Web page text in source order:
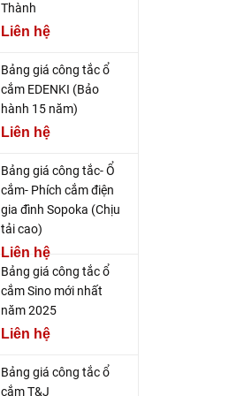
Thành
Liên hệ
Bảng giá công tắc ổ
cắm EDENKI (Bảo
hành 15 năm)
Liên hệ
Bảng giá công tắc- Ổ
cắm- Phích cắm điện
gia đình Sopoka (Chịu
tải cao)
Liên hệ
Bảng giá công tắc ổ
cắm Sino mới nhất
năm 2025
Liên hệ
Bảng giá công tắc ổ
cắm T&J